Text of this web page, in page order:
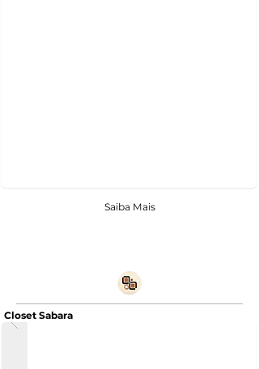
Saiba Mais
Closet Sabara